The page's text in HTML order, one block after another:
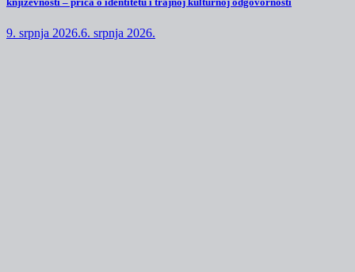
9. srpnja 2026.6. srpnja 2026.